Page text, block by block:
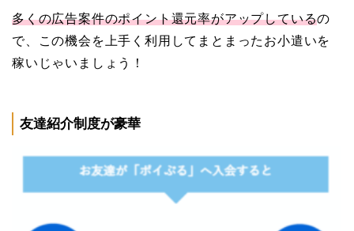
多くの広告案件のポイント還元率がアップしているの
で、この機会を上手く利用してまとまったお小遣いを
稼いじゃいましょう！
友達紹介制度が豪華